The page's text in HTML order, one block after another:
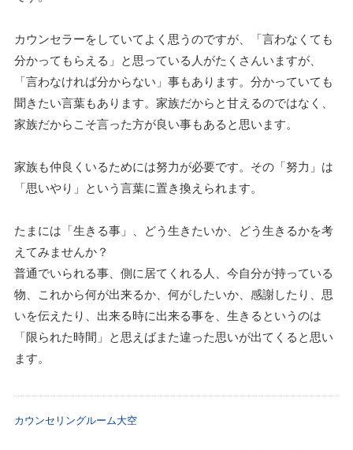
カウンセラーをしていてよく思うのですが、「言わなくても
分かってもらえる」と思っている人がたくさんいますが、
「言わなければ分からない」事もあります。分かっていても
聞きたい言葉もあります。家族だからと甘えるのではなく、
家族だからこそ言った方が良い事もあると思います。
家族も仲良くいるためには努力が必要です。その「努力」は
「思いやり」という言葉に置き換えられます。
たまには「生きる事」、どう生きたいか、どう生きるかを考
えてみませんか？
普通でいられる事、側に居てくれる人、今自分が持っている
物、これから何が出来るか、何がしたいか、感謝したり、思
いを伝えたり、出来る時に出来る事を、生きるというのは
「限られた時間」と思えばまた違った思いが出てくると思い
ます。
カウンセリングルーム大空